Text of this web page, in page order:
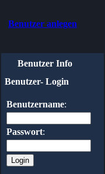
Benutzer anlegen
Benutzer Info
Benutzer- Login
Benutzername:
Passwort: